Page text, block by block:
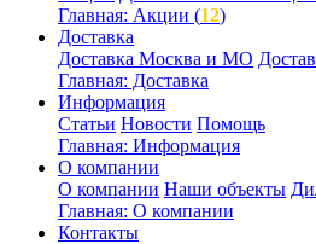
Главная: Акции (12)
Доставка
Доставка Москва и МО
Главная: Доставка
Информация
Статьи Новости Помощь
Главная: Информация
О компании
О компании Наши объекты
Главная: О компании
Контакты